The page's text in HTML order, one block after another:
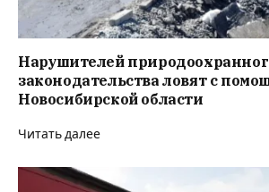
Нарушителей
законодательства ловят с
Новосибирской области
Читать далее